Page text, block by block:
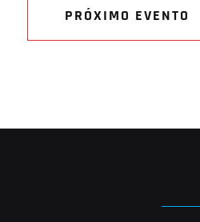
PRÓXIMO EVENTO